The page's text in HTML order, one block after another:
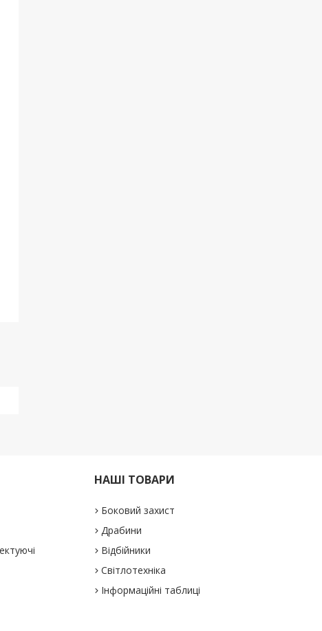
НАШІ ТОВАРИ
Боковий захист
Драбини
Відбійники
Світлотехніка
Інформаційні таблиці